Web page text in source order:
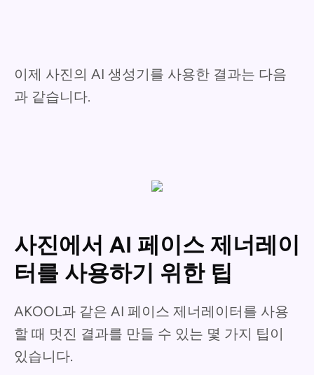
이제 사진의 AI 생성기를 사용한 결과는 다음
과 같습니다.
사진에서 AI 페이스 제너레이
터를 사용하기 위한 팁
AKOOL과 같은 AI 페이스 제너레이터를 사용
할 때 멋진 결과를 만들 수 있는 몇 가지 팁이
있습니다.